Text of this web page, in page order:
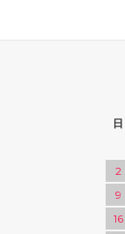
日
2
9
16